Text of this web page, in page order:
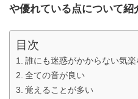
や優れている点について紹
目次
誰にも迷惑がかからない気楽
全ての音が良い
覚えることが多い